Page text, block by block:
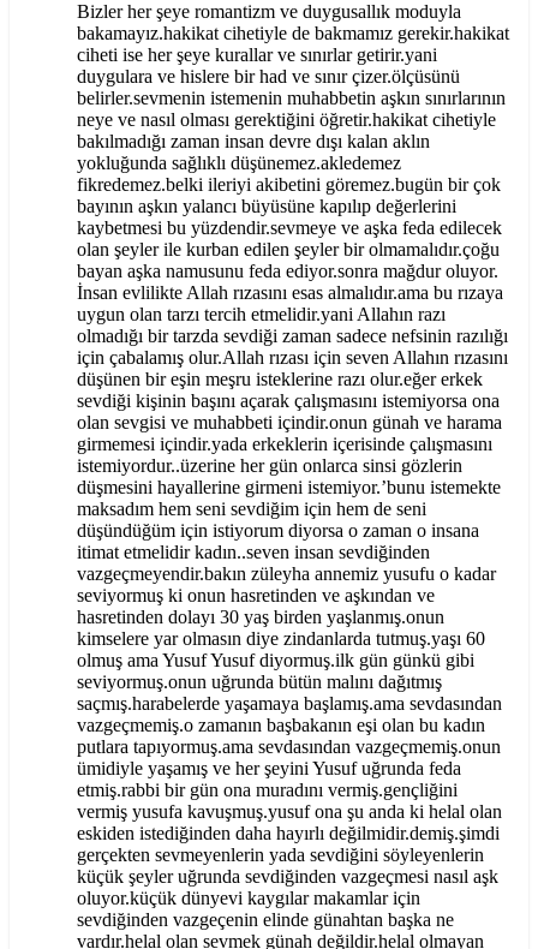
Bizler her şeye romantizm ve duygusallık moduyla
bakamayız.hakikat cihetiyle de bakmamız gerekir.hakikat
ciheti ise her şeye kurallar ve sınırlar getirir.yani
duygulara ve hislere bir had ve sınır çizer.ölçüsünü
belirler.sevmenin istemenin muhabbetin aşkın sınırlarının
neye ve nasıl olması gerektiğini öğretir.hakikat cihetiyle
bakılmadığı zaman insan devre dışı kalan aklın
yokluğunda sağlıklı düşünemez.akledemez
fikredemez.belki ileriyi akibetini göremez.bugün bir çok
bayının aşkın yalancı büyüsüne kapılıp değerlerini
kaybetmesi bu yüzdendir.sevmeye ve aşka feda edilecek
olan şeyler ile kurban edilen şeyler bir olmamalıdır.çoğu
bayan aşka namusunu feda ediyor.sonra mağdur oluyor.
İnsan evlilikte Allah rızasını esas almalıdır.ama bu rızaya
uygun olan tarzı tercih etmelidir.yani Allahın razı
olmadığı bir tarzda sevdiği zaman sadece nefsinin razılığı
için çabalamış olur.Allah rızası için seven Allahın rızasını
düşünen bir eşin meşru isteklerine razı olur.eğer erkek
sevdiği kişinin başını açarak çalışmasını istemiyorsa ona
olan sevgisi ve muhabbeti içindir.onun günah ve harama
girmemesi içindir.yada erkeklerin içerisinde çalışmasını
istemiyordur..üzerine her gün onlarca sinsi gözlerin
düşmesini hayallerine girmeni istemiyor.’bunu istemekte
maksadım hem seni sevdiğim için hem de seni
düşündüğüm için istiyorum diyorsa o zaman o insana
itimat etmelidir kadın..seven insan sevdiğinden
vazgeçmeyendir.bakın züleyha annemiz yusufu o kadar
seviyormuş ki onun hasretinden ve aşkından ve
hasretinden dolayı 30 yaş birden yaşlanmış.onun
kimselere yar olmasın diye zindanlarda tutmuş.yaşı 60
olmuş ama Yusuf Yusuf diyormuş.ilk gün günkü gibi
seviyormuş.onun uğrunda bütün malını dağıtmış
saçmış.harabelerde yaşamaya başlamış.ama sevdasından
vazgeçmemiş.o zamanın başbakanın eşi olan bu kadın
putlara tapıyormuş.ama sevdasından vazgeçmemiş.onun
ümidiyle yaşamış ve her şeyini Yusuf uğrunda feda
etmiş.rabbi bir gün ona muradını vermiş.gençliğini
vermiş yusufa kavuşmuş.yusuf ona şu anda ki helal olan
eskiden istediğinden daha hayırlı değilmidir.demiş.şimdi
gerçekten sevmeyenlerin yada sevdiğini söyleyenlerin
küçük şeyler uğrunda sevdiğinden vazgeçmesi nasıl aşk
oluyor.küçük dünyevi kaygılar makamlar için
sevdiğinden vazgeçenin elinde günahtan başka ne
vardır.helal olan sevmek günah değildir.helal olmayan